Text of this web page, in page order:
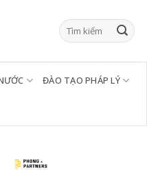
ĐÀO TẠO PHÁP LÝ